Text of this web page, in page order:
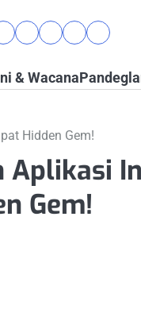
Nasional
Opini
PandeglangPendidikan
Kesehatan
Wisata
Alam
& Wacana
Hidden Gem!
Aplikasi
Gem!